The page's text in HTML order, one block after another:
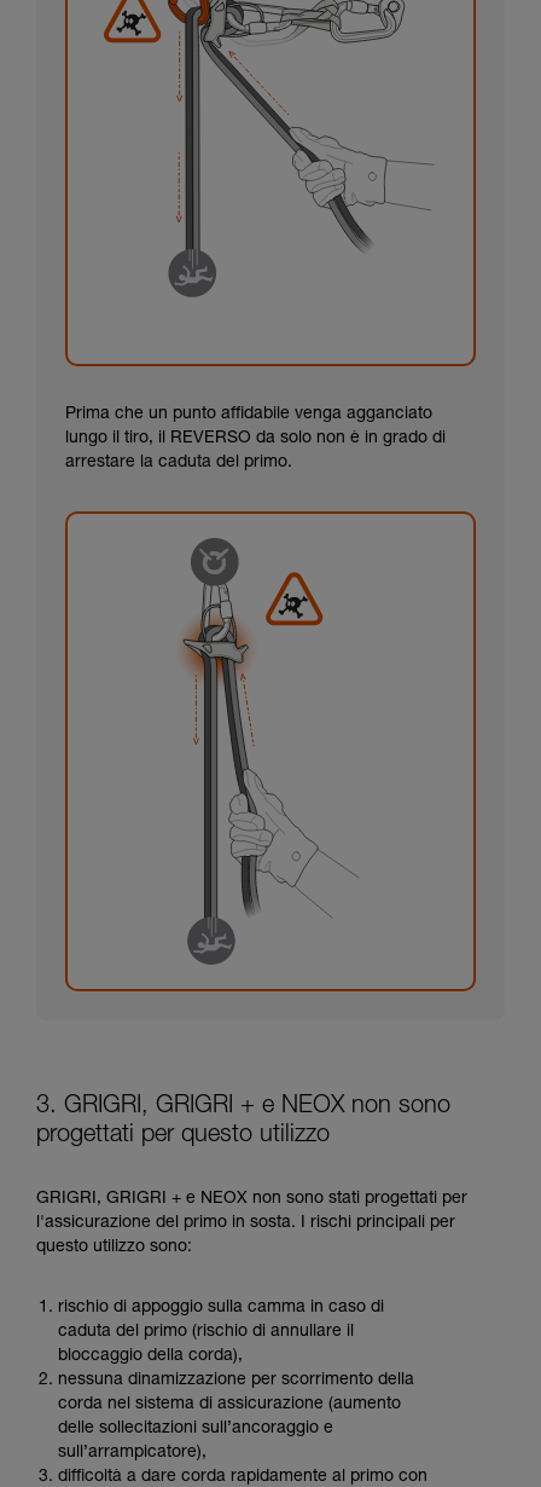
Prima che un punto affidabile venga agganciato
lungo il tiro, il REVERSO da solo non è in grado di
arrestare la caduta del primo.
3. GRIGRI, GRIGRI + e NEOX non sono
progettati per questo utilizzo
GRIGRI, GRIGRI + e NEOX non sono stati progettati per
l'assicurazione del primo in sosta. I rischi principali per
questo utilizzo sono:
rischio di appoggio sulla camma in caso di
caduta del primo (rischio di annullare il
bloccaggio della corda),
nessuna dinamizzazione per scorrimento della
corda nel sistema di assicurazione (aumento
delle sollecitazioni sull’ancoraggio e
sull’arrampicatore),
difficoltà a dare corda rapidamente al primo con